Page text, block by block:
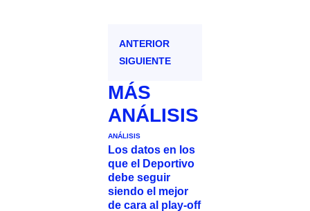
ANTERIOR
SIGUIENTE
MÁS
ANÁLISIS
ANÁLISIS
Los datos en los
que el Deportivo
debe seguir
siendo el mejor
de cara al play-off